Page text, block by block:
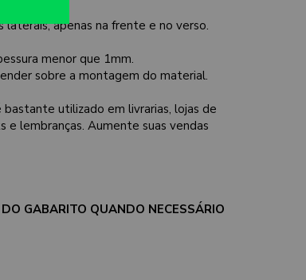
apenas na frente e no verso.
menor que 1mm.
sobre a montagem do material.
bastante utilizado em livrarias, lojas de
lembranças. Aumente suas vendas
GABARITO QUANDO NECESSÁRIO